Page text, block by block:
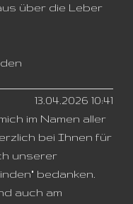
über die Leber
13.04.2026 10:41
im Namen aller
bei Ihnen für
unserer
bedanken.
auch am